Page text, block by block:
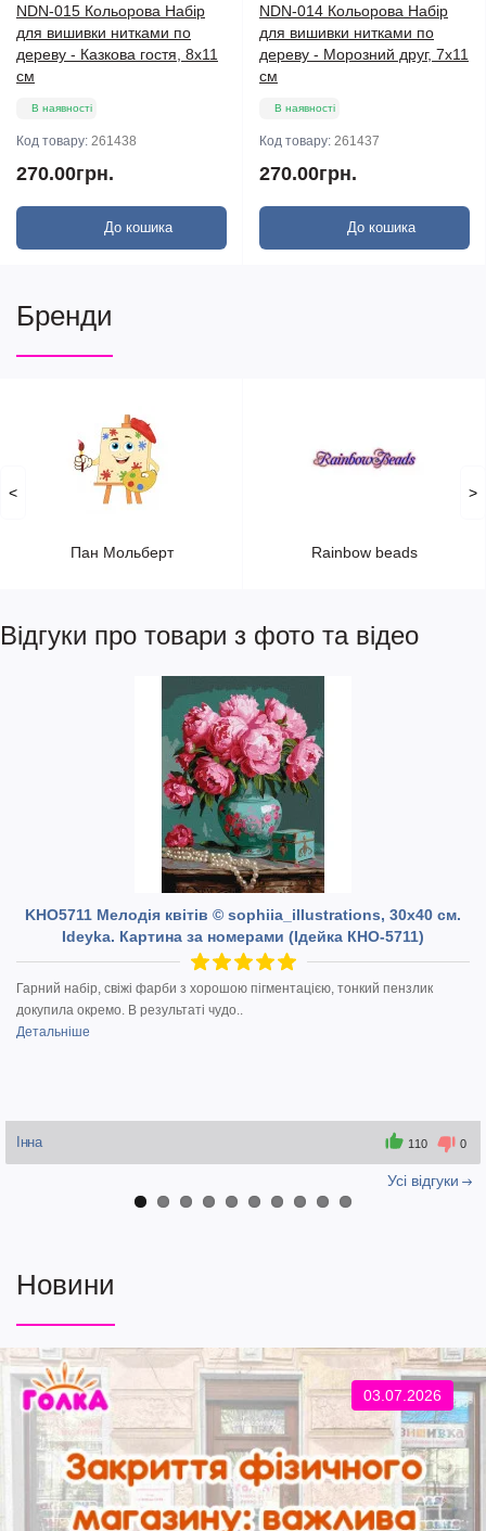
NDN-015 Кольорова Набір
для вишивки нитками по
дереву - Казкова гостя, 8х11
см
В наявності
Код товару: 261438
270.00грн.
До кошика
NDN-014 Кольорова Набір
для вишивки нитками по
дереву - Морозний друг, 7х11
см
В наявності
Код товару: 261437
270.00грн.
До кошика
Бренди
<
Пан Мольберт Rainbow beads
>
Відгуки про товари з фото та відео
KHO5711 Мелодія квітів © sophiia_іllustrations, 30х40 см.
Ideyka. Картина за номерами (Ідейка КНО-5711)
Гарний набір, свіжі фарби з хорошою пігментацією, тонкий пензлик
докупила окремо. В результаті чудо..
Детальніше
Інна 110 0
Усi вiдгуки
Новини
03.07.2026